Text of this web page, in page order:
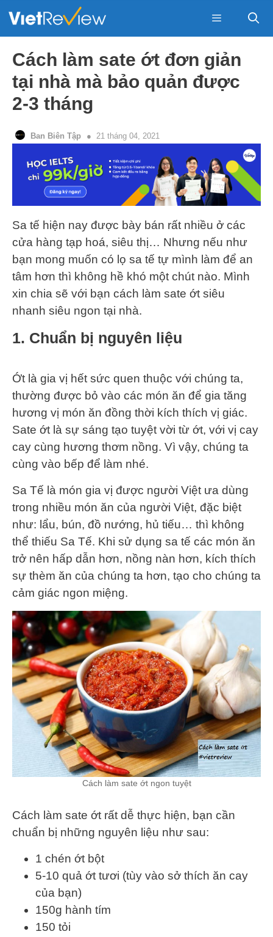
Menu
Cách làm sate ớt đơn giản
tại nhà mà bảo quản được
2-3 tháng
Ban Biên Tập 21 tháng 04, 2021
Sa tế hiện nay được bày bán rất nhiều ở các
cửa hàng tạp hoá, siêu thị… Nhưng nếu như
bạn mong muốn có lọ sa tế tự mình làm để an
tâm hơn thì không hề khó một chút nào. Mình
xin chia sẽ với bạn cách làm sate ớt siêu
nhanh siêu ngon tại nhà.
1. Chuẩn bị nguyên liệu
Ớt là gia vị hết sức quen thuộc với chúng ta,
thường được bỏ vào các món ăn để gia tăng
hương vị món ăn đồng thời kích thích vị giác.
Sate ớt là sự sáng tạo tuyệt vời từ ớt, với vị cay
cay cùng hương thơm nồng. Vì vậy, chúng ta
cùng vào bếp để làm nhé.
Sa Tế là món gia vị được người Việt ưa dùng
trong nhiều món ăn của người Việt, đặc biệt
như: lẩu, bún, đồ nướng, hủ tiếu… thì không
thể thiếu Sa Tế. Khi sử dụng sa tế các món ăn
trở nên hấp dẫn hơn, nồng nàn hơn, kích thích
sự thèm ăn của chúng ta hơn, tạo cho chúng ta
cảm giác ngon miệng.
Cách làm sate ớt ngon tuyệt
Cách làm sate ớt rất dễ thực hiện, bạn cần
chuẩn bị những nguyên liệu như sau:
1 chén ớt bột
5-10 quả ớt tươi (tùy vào sở thích ăn cay
của bạn)
150g hành tím
150 tỏi